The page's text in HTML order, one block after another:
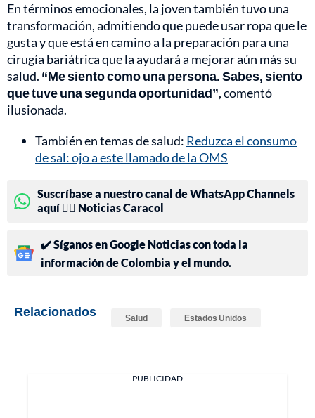
En términos emocionales, la joven también tuvo una
transformación, admitiendo que puede usar ropa que le
gusta y que está en camino a la preparación para una
cirugía bariátrica que la ayudará a mejorar aún más su
salud. “Me siento como una persona. Sabes, siento
que tuve una segunda oportunidad”, comentó
ilusionada.
También en temas de salud: Reduzca el consumo
de sal: ojo a este llamado de la OMS
Suscríbase a nuestro canal de WhatsApp Channels
aquí 👉🏻 Noticias Caracol
✔️ Síganos en Google Noticias con toda la
información de Colombia y el mundo.
Relacionados Salud Estados Unidos
PUBLICIDAD